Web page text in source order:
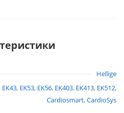
Hellige
EK43, EK53, EK56, EK403, EK413, EK512,
Cardiosmart,CardioSys